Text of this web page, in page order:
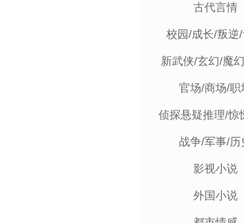
古代言情
校园/成长/叛逆
新武侠/玄幻/魔
官场/商场/职
侦探悬疑推理/惊
战争/军事/历
影视小说
外国小说